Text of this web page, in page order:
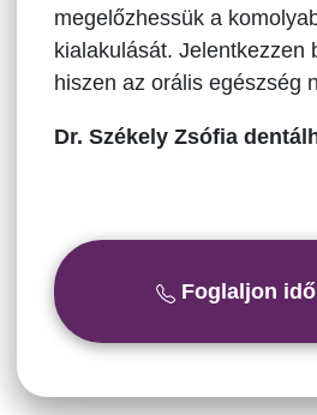
megelőzhessük a
kialakulását. Jelentkezzen
hiszen az orális egészség
Dr. Székely Zsófia
Foglaljon